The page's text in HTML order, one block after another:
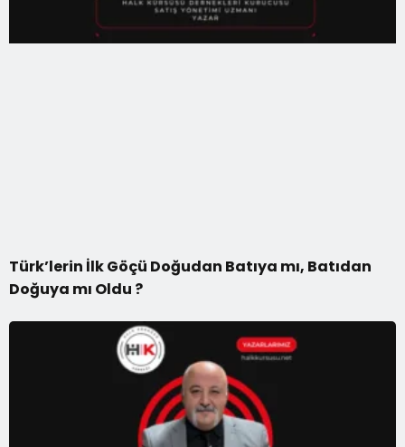
Türk’lerin İlk Göçü Doğudan Batıya mı, Batıdan
Doğuya mı Oldu ?